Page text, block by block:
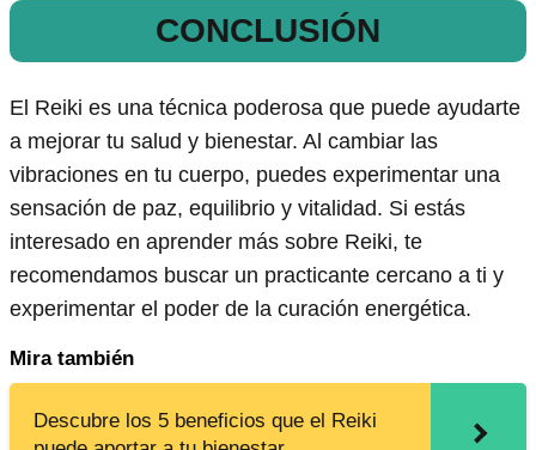
CONCLUSIÓN
El Reiki es una técnica poderosa que puede ayudarte
a mejorar tu salud y bienestar. Al cambiar las
vibraciones en tu cuerpo, puedes experimentar una
sensación de paz, equilibrio y vitalidad. Si estás
interesado en aprender más sobre Reiki, te
recomendamos buscar un practicante cercano a ti y
experimentar el poder de la curación energética.
Mira también
Descubre los 5 beneficios que el Reiki